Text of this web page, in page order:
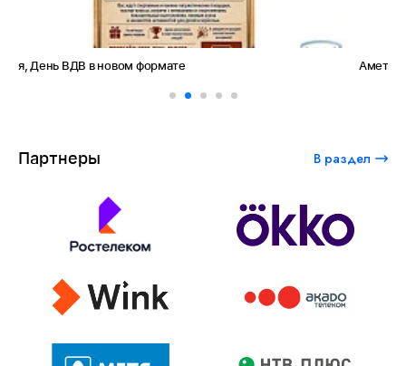
Амет-Хан Султан: небо как судьба
Партнеры В раздел